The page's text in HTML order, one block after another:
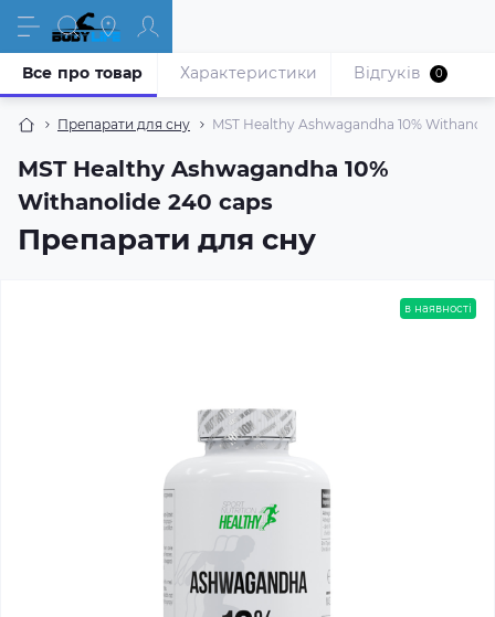
Препарати для сну MST Healthy Ashwagandha 10%
MST Healthy Ashwagandha 10%
Withanolide 240 caps
Препарати для сну
Все про товар Характеристики Відгуків 0
в наявності